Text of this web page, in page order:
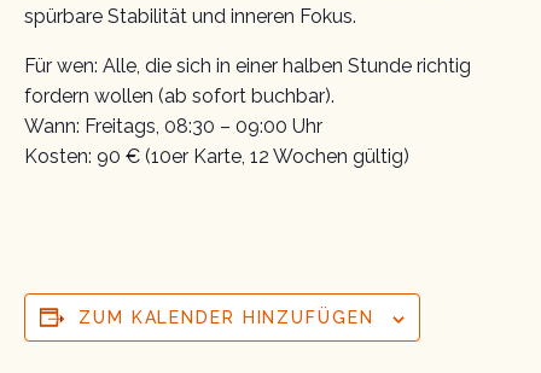
spürbare Stabilität und inneren Fokus.
Für wen: Alle, die sich in einer halben Stunde richtig
fordern wollen (ab sofort buchbar).
Wann: Freitags, 08:30 – 09:00 Uhr
Kosten: 90 € (10er Karte, 12 Wochen gültig)
ZUM KALENDER HINZUFÜGEN